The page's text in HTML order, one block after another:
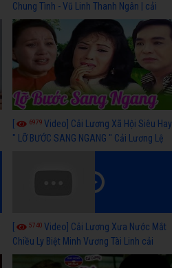
Chung Tình - Vũ Linh Thanh Ngân | cải
lương xã hội hay nhất
6979 Video] Cải Lương Xã Hội Siêu Hay
" LỠ BƯỚC SANG NGANG " Cải Lương Lệ
Thuỷ, Thanh Tuấn, Hồng Nga
5740 Video] Cải Lương Xưa Nước Mắt
Chiều Ly Biệt Minh Vương Tài Linh cải
lương xã hội hay nhất